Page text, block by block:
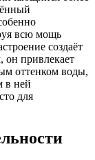
всю мощь
создаёт
он привлекает
оттенком воды,
в ней
для